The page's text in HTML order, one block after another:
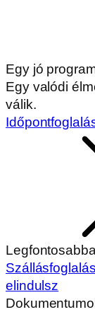
Egy jó
Egy valódi
válik.
Szállásfoglalás
elindulsz